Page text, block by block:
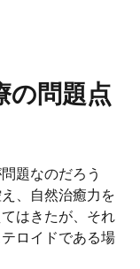
の問題点
題なのだろう
、自然治癒力を
はきたが、それ
ロイドである場